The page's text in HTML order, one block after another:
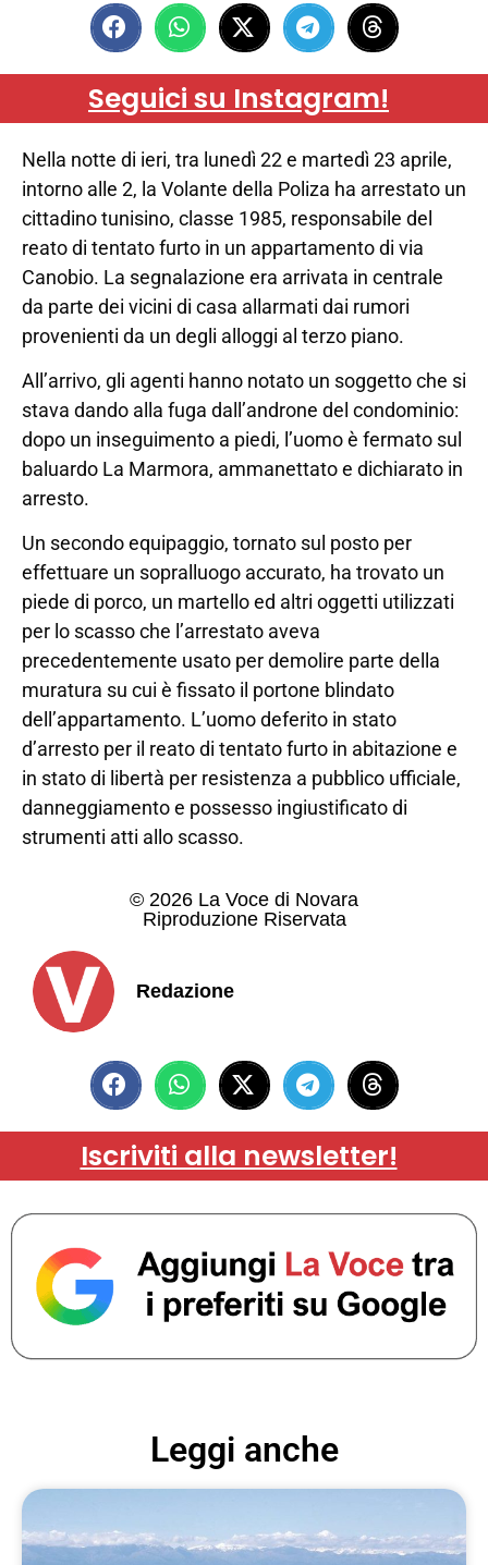
Seguici su Instagram!
Nella notte di ieri, tra lunedì 22 e martedì 23 aprile,
intorno alle 2, la Volante della Poliza ha arrestato un
cittadino tunisino, classe 1985, responsabile del
reato di tentato furto in un appartamento di via
Canobio. La segnalazione era arrivata in centrale
da parte dei vicini di casa allarmati dai rumori
provenienti da un degli alloggi al terzo piano.
All’arrivo, gli agenti hanno notato un soggetto che si
stava dando alla fuga dall’androne del condominio:
dopo un inseguimento a piedi, l’uomo è fermato sul
baluardo La Marmora, ammanettato e dichiarato in
arresto.
Un secondo equipaggio, tornato sul posto per
effettuare un sopralluogo accurato, ha trovato un
piede di porco, un martello ed altri oggetti utilizzati
per lo scasso che l’arrestato aveva
precedentemente usato per demolire parte della
muratura su cui è fissato il portone blindato
dell’appartamento. L’uomo deferito in stato
d’arresto per il reato di tentato furto in abitazione e
in stato di libertà per resistenza a pubblico ufficiale,
danneggiamento e possesso ingiustificato di
strumenti atti allo scasso.
© 2026 La Voce di Novara
Riproduzione Riservata
Redazione
Iscriviti alla newsletter!
Leggi anche